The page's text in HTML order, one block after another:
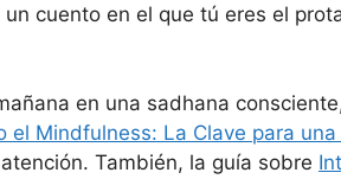
cuento en el que tú eres el
en una sadhana
el Mindfulness: La Clave para
También, la guía sobre